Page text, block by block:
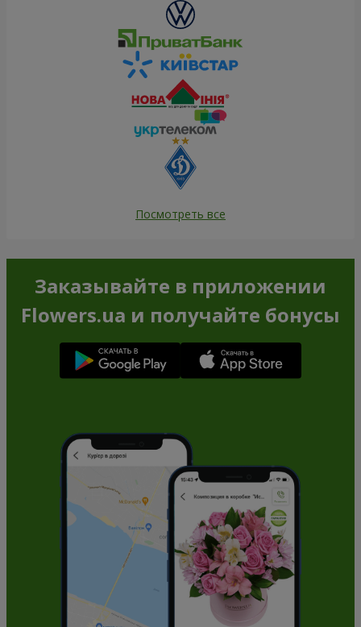
Посмотреть все
Заказывайте в приложении
Flowers.ua и получайте бонусы